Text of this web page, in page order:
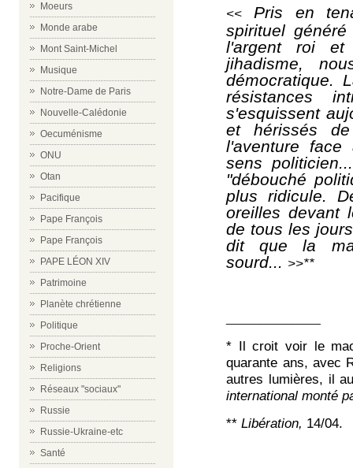
Moeurs
Monde arabe
Mont Saint-Michel
Musique
Notre-Dame de Paris
Nouvelle-Calédonie
Oecuménisme
ONU
Otan
Pacifique
Pape François
Pape François
PAPE LÉON XIV
Patrimoine
Planète chrétienne
Politique
Proche-Orient
Religions
Réseaux "sociaux"
Russie
Russie-Ukraine-etc
Santé
<< Pris en
spirituel
l'argent roi et
jihadisme,
démocratique.
résistances
s'esquissent
et hérissés
l'aventure
sens
"débouché
plus ridicule.
oreilles devant
de tous les
dit que la
sourd... >>**
* Il croit voir le
quarante ans, avec
autres lumières, il
international monté
**Libération, 14/04.